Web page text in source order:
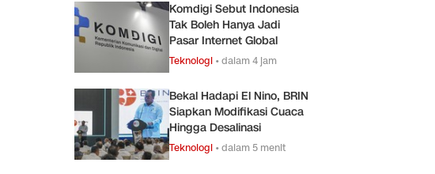
Komdigi Sebut Indonesia
Tak Boleh Hanya Jadi
Pasar Internet Global
Teknologi •dalam 4 jam
Bekal Hadapi El Nino, BRIN
Siapkan Modifikasi Cuaca
Hingga Desalinasi
Teknologi •dalam 5 menit